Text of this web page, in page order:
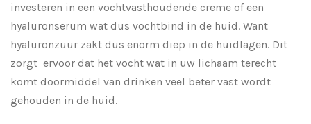
investeren in een vochtvasthoudende creme of een
hyaluronserum wat dus vochtbind in de huid. Want
hyaluronzuur zakt dus enorm diep in de huidlagen. Dit
zorgt ervoor dat het vocht wat in uw lichaam terecht
komt doormiddel van drinken veel beter vast wordt
gehouden in de huid.